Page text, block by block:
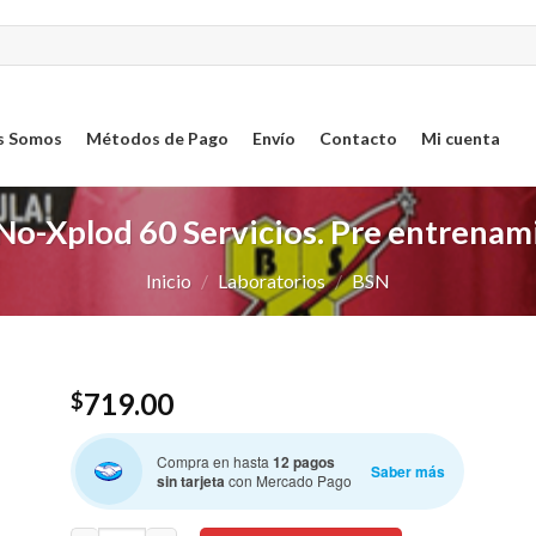
Somos Métodos de Pago Envío Contacto Mi cuenta
Xplod 60 Servicios. Pre
Inicio / Laboratorios / BSN
$719.00
Compra en hasta 12 pagos
sin tarjeta con Mercado Pago Saber más